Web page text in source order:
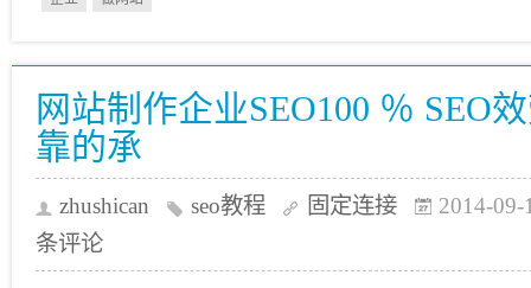
网站制作企业SEO100 ％ SEO
靠的承
zhushican seo教程 固定连接
2014-09-
条评论